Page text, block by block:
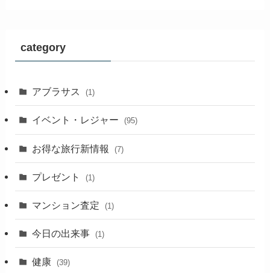
category
アブラサス (1)
イベント・レジャー (95)
お得な旅行新情報 (7)
プレゼント (1)
マンション査定 (1)
今日の出来事 (1)
健康 (39)